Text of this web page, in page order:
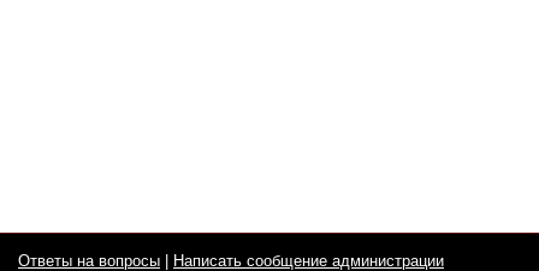
Ответы на вопросы Написать сообщение администрации